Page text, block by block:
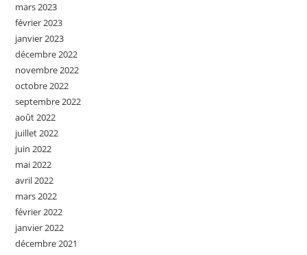
mars 2023
février 2023
janvier 2023
décembre 2022
novembre 2022
octobre 2022
septembre 2022
août 2022
juillet 2022
juin 2022
mai 2022
avril 2022
mars 2022
février 2022
janvier 2022
décembre 2021